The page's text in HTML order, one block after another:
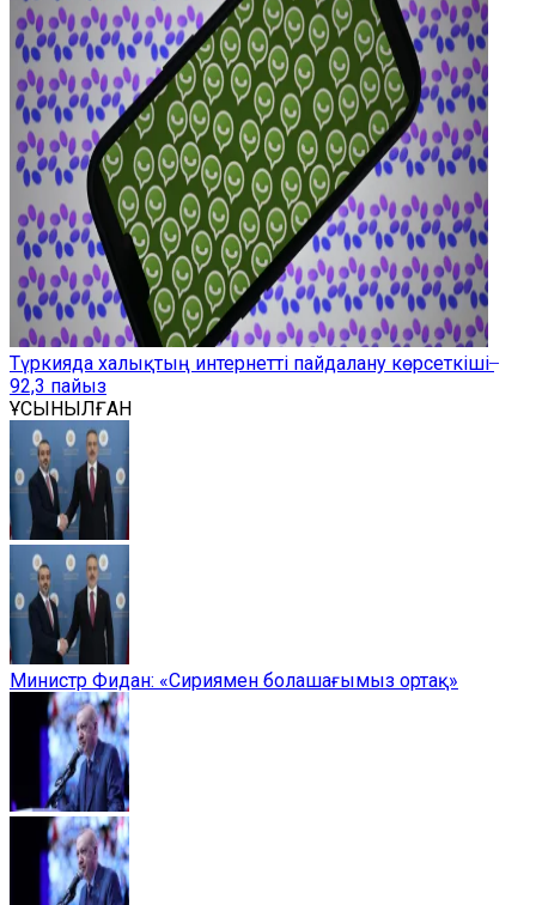
Түркияда халықтың интернетті пайдалану көрсеткіші ̶
92,3 пайыз
ҰСЫНЫЛҒАН
Министр Фидан: «Сириямен болашағымыз ортақ»